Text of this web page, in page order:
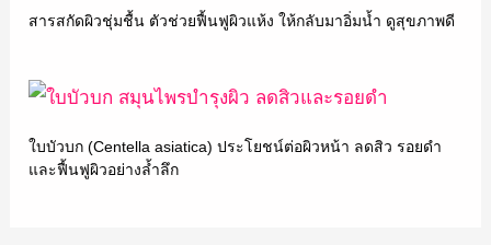
สารสกัดผิวชุ่มชื้น ตัวช่วยฟื้นฟูผิวแห้ง ให้กลับมาอิ่มน้ำ ดูสุขภาพดี
ใบบัวบก (Centella asiatica) ประโยชน์ต่อผิวหน้า ลดสิว รอยดำ
และฟื้นฟูผิวอย่างล้ำลึก